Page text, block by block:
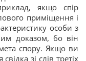
якщо спір
приміщення і
особи з
доказом, бо він
спору. Якщо ви
зі слів третіх